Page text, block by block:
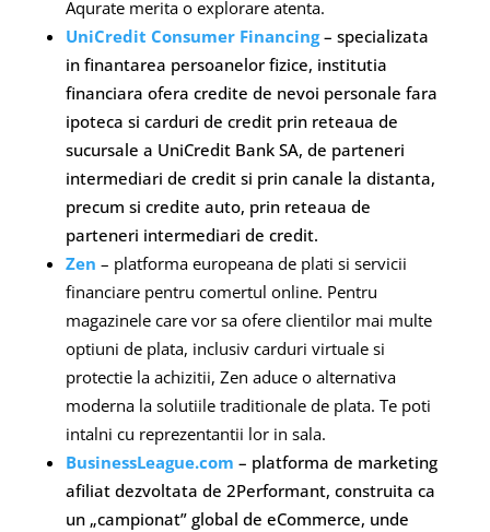
Aqurate merita o explorare atenta.
UniCredit Consumer Financing– specializata
in finantarea persoanelor fizice, institutia
financiara ofera credite de nevoi personale fara
ipoteca si carduri de credit prin reteaua de
sucursale a UniCredit Bank SA, de parteneri
intermediari de credit si prin canale la distanta,
precum si credite auto, prin reteaua de
parteneri intermediari de credit.
Zen – platforma europeana de plati si servicii
financiare pentru comertul online. Pentru
magazinele care vor sa ofere clientilor mai multe
optiuni de plata, inclusiv carduri virtuale si
protectie la achizitii, Zen aduce o alternativa
moderna la solutiile traditionale de plata. Te poti
intalni cu reprezentantii lor in sala.
BusinessLeague.com – platforma de marketing
afiliat dezvoltata de 2Performant, construita ca
un „campionat” global de eCommerce, unde